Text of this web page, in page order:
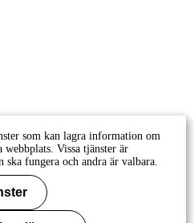
som kan lagra information om
webbplats. Vissa tjänster är
ska fungera och andra är valbara.